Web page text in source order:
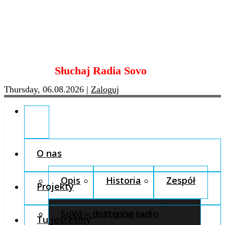
content
Słuchaj Radia Sovo
Thursday, 06.08.2026 | Zaloguj
O nas
Opis Historia Zespół
Fundacja Pro Cultura
Projekty
SoVo – dostępne radio
Tu jesteśmy